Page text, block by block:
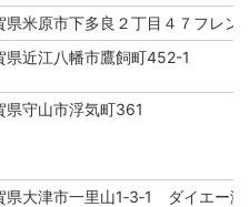
県米原市下多良２丁目４７フレン
県近江八幡市鷹飼町452-1
県守山市浮気町361
県大津市一里山1‐3‐1 ダイエー瀬